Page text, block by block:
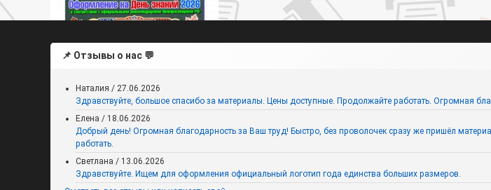
Оформление на День знаний
2026 к Году единства народов
России
📌 Отзывы о нас 💬
Наталия / 27.06.2026
Здравствуйте, большое спасибо за материалы. Цены доступные. Продолжайте работать. Огромная
Елена / 18.06.2026
Добрый день! Огромная благодарность за Ваш труд! Быстро, без проволочек сразу же пришёл
работать.
Светлана / 13.06.2026
Здравствуйте. Ищем для оформления официальный логотип года единства больших размеров.